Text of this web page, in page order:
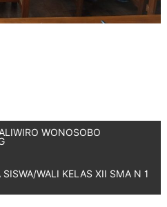
WONOSOBO
WALI KELAS XII SMA N 1